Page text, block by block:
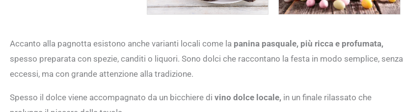
Accanto alla pagnotta esistono anche varianti locali come la panina pasquale, più ricca e profumata,
spesso preparata con spezie, canditi o liquori. Sono dolci che raccontano la festa in modo semplice, senza
eccessi, ma con grande attenzione alla tradizione.
Spesso il dolce viene accompagnato da un bicchiere di vino dolce locale, in un finale rilassato che